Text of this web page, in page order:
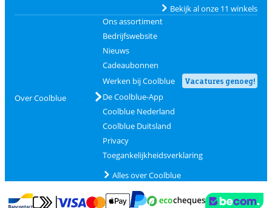
Bekijk al onze 11 winkels
Over Coolblue
Ons assortiment
Bedrijfswebsite
Nieuws
Cadeaubonnen
Werken bij Coolblue
Vacatures genoeg!
De Coolblue-App
Coolblue Nederland
Coolblue Duitsland
Privacy
Toegankelijkheidsverklaring
Alles over Coolblue